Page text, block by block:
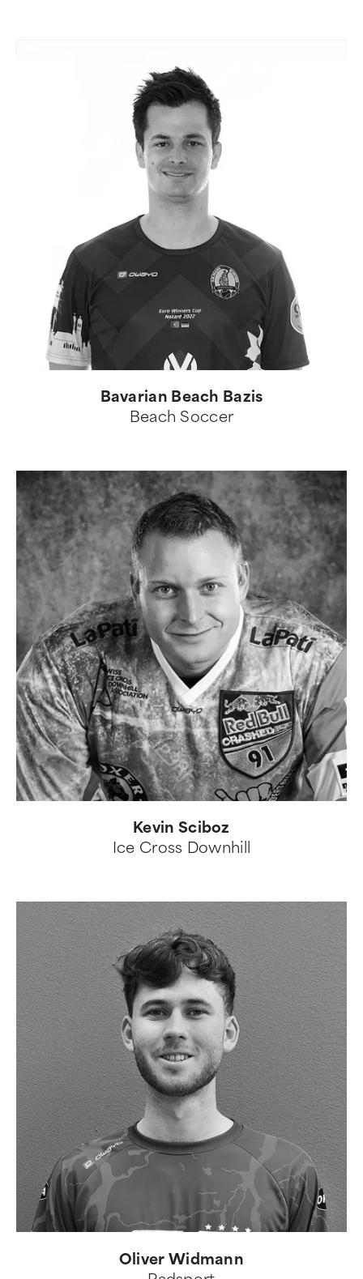
Bavarian Beach Bazis
Beach Soccer
Kevin Sciboz
Ice Cross Downhill
Oliver Widmann